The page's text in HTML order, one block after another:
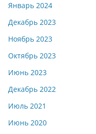
Январь 2024
Декабрь 2023
Ноябрь 2023
Октябрь 2023
Июнь 2023
Декабрь 2022
Июль 2021
Июнь 2020